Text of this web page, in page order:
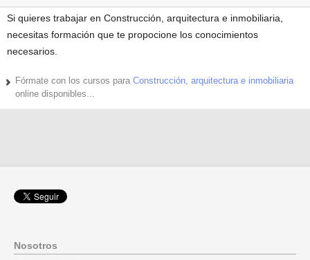
Si quieres trabajar en Construcción, arquitectura e inmobiliaria,
necesitas formación que te propocione los conocimientos
necesarios.
Fórmate con los cursos para Construcción, arquitectura e inmobiliaria
online disponibles...
Nosotros